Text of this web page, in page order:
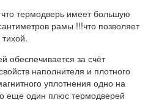
термодверь имеет большую
рамы !!!что позволяет
обеспечивается за счёт
наполнителя и плотного
уплотнения одно на
еще один плюс термодверей